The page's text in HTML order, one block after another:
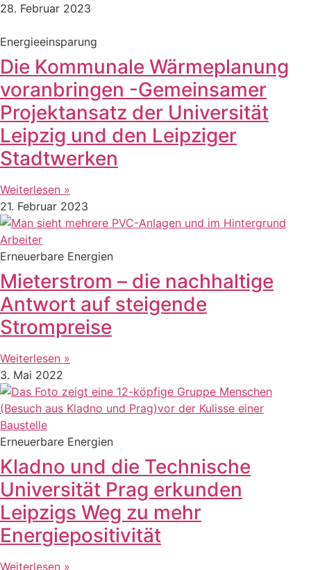
28. Februar 2023
Energieeinsparung
Die Kommunale Wärmeplanung
voranbringen -Gemeinsamer
Projektansatz der Universität
Leipzig und den Leipziger
Stadtwerken
Weiterlesen »
21. Februar 2023
Erneuerbare Energien
Mieterstrom – die nachhaltige
Antwort auf steigende
Strompreise
Weiterlesen »
3. Mai 2022
Erneuerbare Energien
Kladno und die Technische
Universität Prag erkunden
Leipzigs Weg zu mehr
Energiepositivität
Weiterlesen »